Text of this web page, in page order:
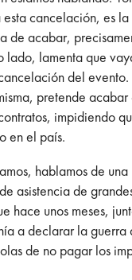
cancelación, es la
de acabar,
lado, lamenta que
del evento.
pretende acabar
impidiendo
en el país.
hablamos de una
asistencia de
hace unos meses,
a declarar la guerra
de no pagar los